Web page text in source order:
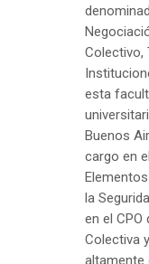
Colectivo,
esta
Buenos
cargo en
la
en el
Colectiva
altamente